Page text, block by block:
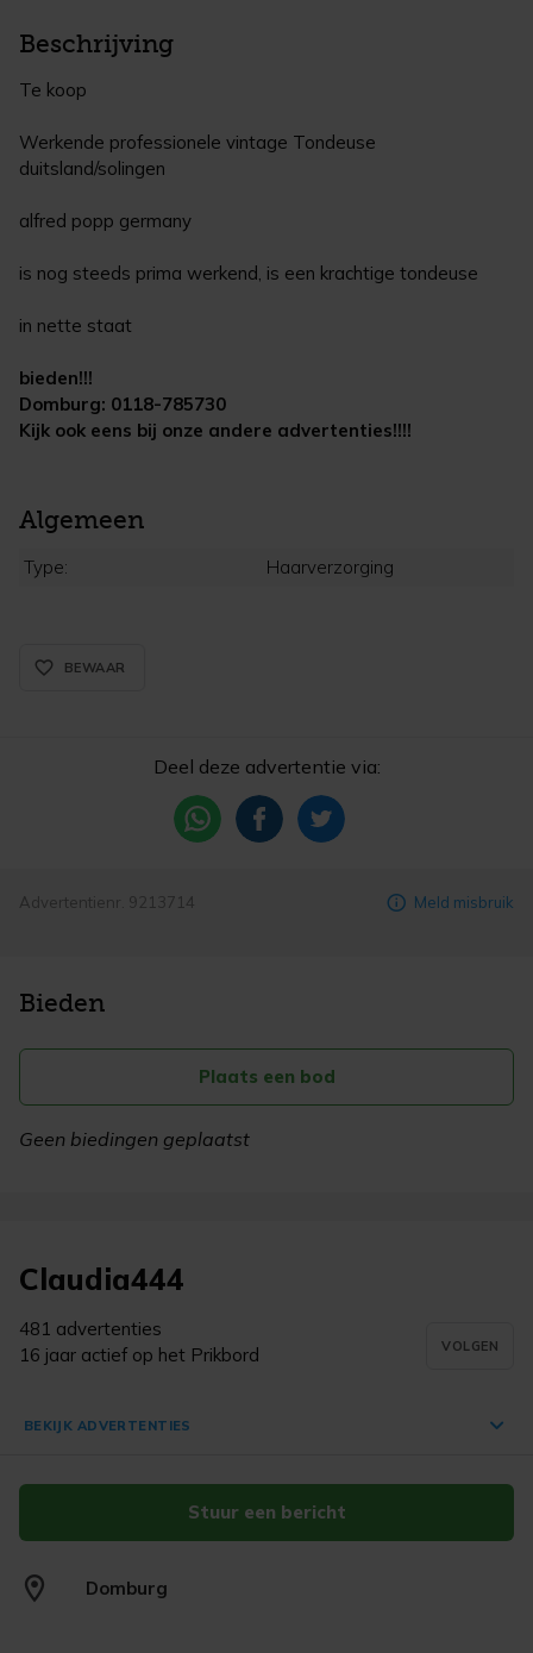
Beschrijving
Te koop
Werkende professionele vintage Tondeuse
duitsland/solingen
alfred popp germany
is nog steeds prima werkend, is een krachtige tondeuse
in nette staat
bieden!!!
Domburg: 0118-785730
Kijk ook eens bij onze andere advertenties!!!!
Algemeen
Type: Haarverzorging
favorite_border_rounded
BEWAAR
Deel deze advertentie via:
Advertentienr. 9213714 Meld misbruik
Bieden
Plaats een bod
Geen biedingen geplaatst
Claudia444
481 advertenties
16 jaar actief op het Prikbord
VOLGEN
BEKIJK ADVERTENTIES
Nikon Coolpix L3 Compactcamera
5.1MP met tasje
Stuur een bericht
Domburg